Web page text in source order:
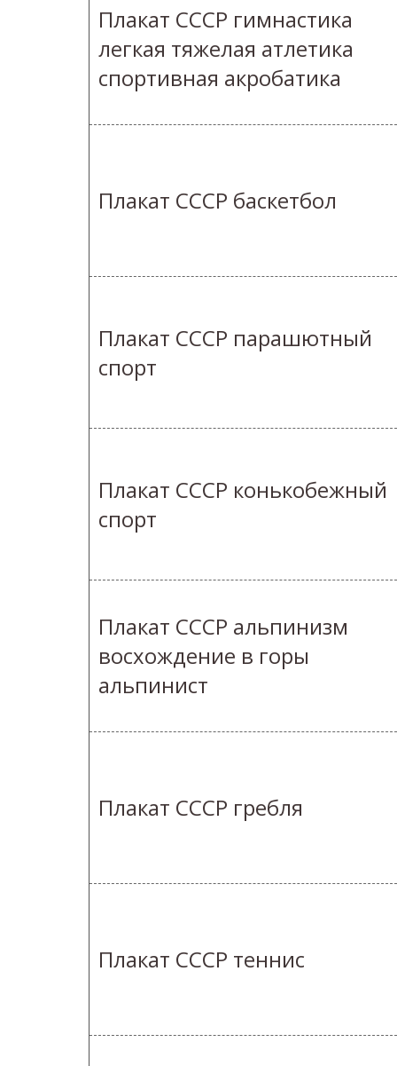
Плакат СССР гимнастика
легкая тяжелая атлетика
спортивная акробатика
Плакат СССР баскетбол
Плакат СССР парашютный
спорт
Плакат СССР конькобежный
спорт
Плакат СССР альпинизм
восхождение в горы
альпинист
Плакат СССР гребля
Плакат СССР теннис